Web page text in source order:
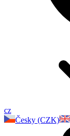
cz
Česky (CZK)